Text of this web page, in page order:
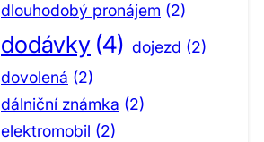
dlouhodobý pronájem (2)
dodávky (4) dojezd (2)
dovolená (2)
dálniční známka (2)
elektromobil (2)